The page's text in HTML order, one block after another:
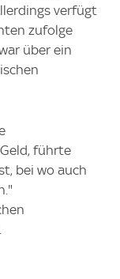
verfügt
zufolge
über ein
führte
bei wo auch